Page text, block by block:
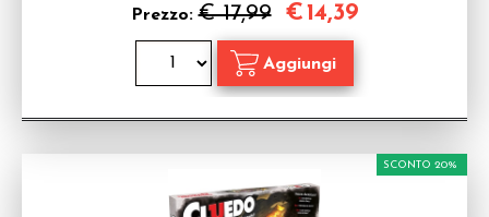
Prezzo:€ 17,99 €14,39
SCONTO 20%